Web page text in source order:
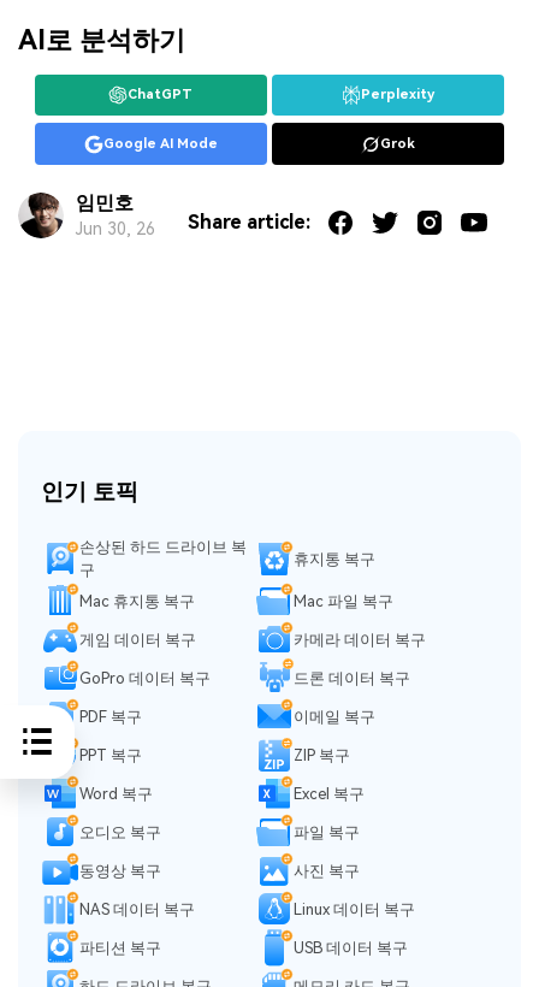
AI로 분석하기
ChatGPT Perplexity
Google AI Mode Grok
임민호
Jun 30, 26 Share article:
인기 토픽
손상된 하드 드라이브 복
구
휴지통 복구
Mac 휴지통 복구 Mac 파일 복구
게임 데이터 복구 카메라 데이터 복구
GoPro 데이터 복구 드론 데이터 복구
PDF 복구 이메일 복구
PPT 복구 ZIP 복구
Word 복구 Excel 복구
오디오 복구 파일 복구
동영상 복구 사진 복구
NAS 데이터 복구 Linux 데이터 복구
파티션 복구 USB 데이터 복구